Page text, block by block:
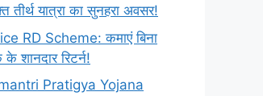
तीर्थ यात्रा का सुनहरा अवसर!
RD Scheme: कमाएं बिना
के शानदार रिटर्न!
Pratigya Yojana